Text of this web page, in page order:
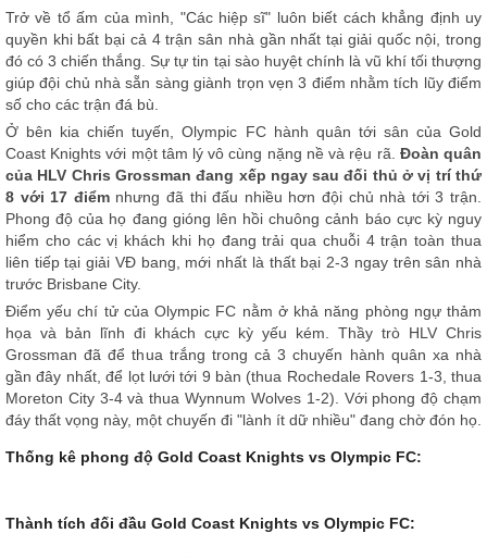
Trở về tổ ấm của mình, "Các hiệp sĩ" luôn biết cách khẳng định uy
quyền khi bất bại cả 4 trận sân nhà gần nhất tại giải quốc nội, trong
đó có 3 chiến thắng. Sự tự tin tại sào huyệt chính là vũ khí tối thượng
giúp đội chủ nhà sẵn sàng giành trọn vẹn 3 điểm nhằm tích lũy điểm
số cho các trận đá bù.
Ở bên kia chiến tuyến, Olympic FC hành quân tới sân của Gold
Coast Knights với một tâm lý vô cùng nặng nề và rệu rã. Đoàn quân
của HLV Chris Grossman đang xếp ngay sau đối thủ ở vị trí thứ
8 với 17 điểmnhưng đã thi đấu nhiều hơn đội chủ nhà tới 3 trận.
Phong độ của họ đang gióng lên hồi chuông cảnh báo cực kỳ nguy
hiểm cho các vị khách khi họ đang trải qua chuỗi 4 trận toàn thua
liên tiếp tại giải VĐ bang, mới nhất là thất bại 2-3 ngay trên sân nhà
trước Brisbane City.
Điểm yếu chí tử của Olympic FC nằm ở khả năng phòng ngự thảm
họa và bản lĩnh đi khách cực kỳ yếu kém. Thầy trò HLV Chris
Grossman đã để thua trắng trong cả 3 chuyến hành quân xa nhà
gần đây nhất, để lọt lưới tới 9 bàn (thua Rochedale Rovers 1-3, thua
Moreton City 3-4 và thua Wynnum Wolves 1-2). Với phong độ chạm
đáy thất vọng này, một chuyến đi "lành ít dữ nhiều" đang chờ đón họ.
Thống kê phong độ Gold Coast Knights vs Olympic FC:
Thành tích đối đầu Gold Coast Knights vs Olympic FC: